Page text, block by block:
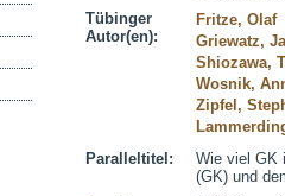
Tübinger
Autor(en):
Fritze, Olaf
Griewatz,
Shiozawa,
Wosnik,
Zipfel,
Paralleltitel:
Wie viel GK
(GK) und